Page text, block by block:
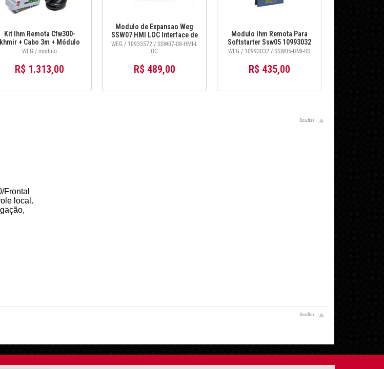
Kit Ihm Remota Cfw300-
khmir + Cabo 3m + Módulo
Crs-485 Weg
WEG / modulo
R$ 1.313,00
Modulo de Expansao Weg
SSW07 HMI LOC Interface de
Operaçao - 10935572
WEG / 10935572 / SSW07-08-HMI-L
OC
R$ 489,00
Modulo Ihm Remota Para
Softstarter Ssw05 10993032
Weg S/cabo
WEG / 10993032 / SSW05-HMI-RS
R$ 435,00
Frontal
local.